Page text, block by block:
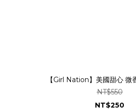
【Girl Nation】美國甜心 微
NT$550
NT$250